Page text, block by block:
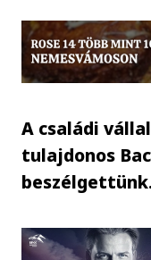
A családi
tulajdonos